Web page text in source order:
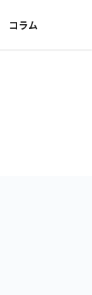
コラム
インタビュー